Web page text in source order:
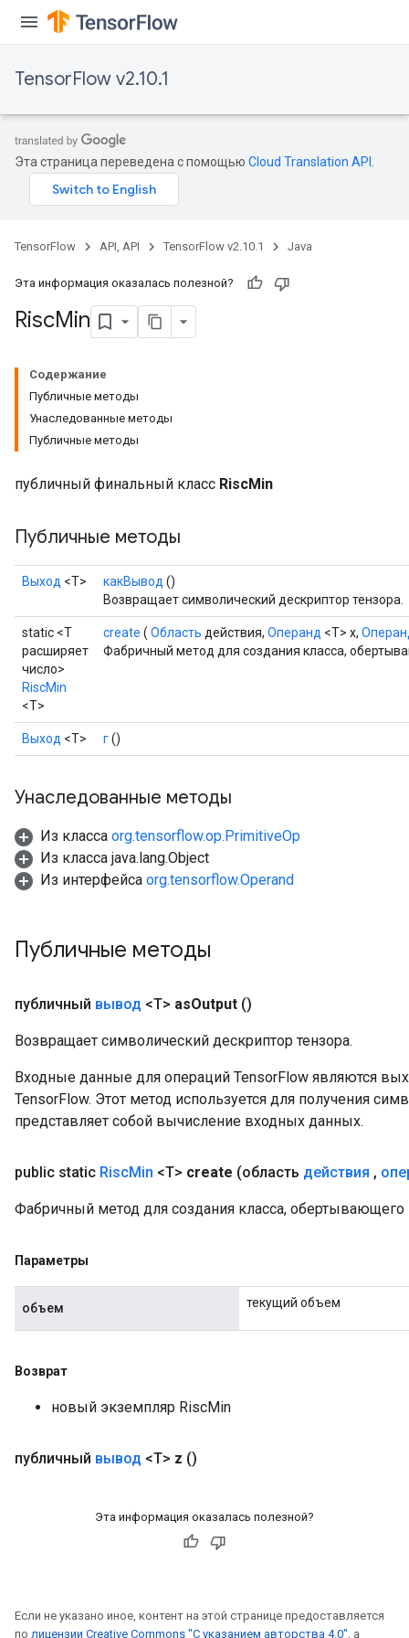
TensorFlow v2.10.1
Эта страница переведена с помощью Cloud Translation API
TensorFlow API, API TensorFlow v2.10.1 Java
Эта информация оказалась полезной?
RiscMin
Содержание
Публичные методы
Унаследованные методы
Публичные методы
публичный финальный класс RiscMin
Публичные методы
Выход <Т> какВывод ()
Возвращает символический дескриптор тензора.
static <T
расширяет
число>
RiscMin
<T>
create ( Область действия, Операнд <T> x,
Фабричный метод для создания класса,
Выход <Т> г()
Унаследованные методы
Из класса org.tensorflow.op.PrimitiveOp
Из класса java.lang.Object
Из интерфейса org.tensorflow.Operand
Публичные методы
публичный вывод <T> asOutput ()
Возвращает символический дескриптор тензора.
Входные данные для операций TensorFlow являются
TensorFlow. Этот метод используется для получения
представляет собой вычисление входных данных.
public static RiscMin <T> create (область действия ,
Фабричный метод для создания класса,
Параметры
объем текущий объем
Возврат
новый экземпляр RiscMin
публичный вывод <T> z ()
Эта информация оказалась полезной?
Если не указано иное, контент на этой странице предоставляется
по лицензии Creative Commons "С указанием авторства 4.0", а